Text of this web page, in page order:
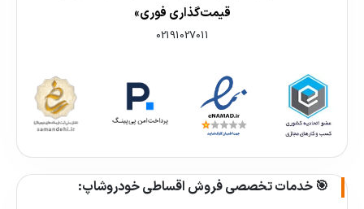
قیمت‌گذاری فوری»
02191027011
🎯 خدمات تخصصی فروش اقساطی خودروشاپ: